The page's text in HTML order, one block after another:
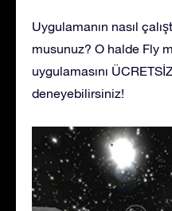
Uygulamanın nasıl
musunuz? O halde Fly
uygulamasını
deneyebilirsiniz!